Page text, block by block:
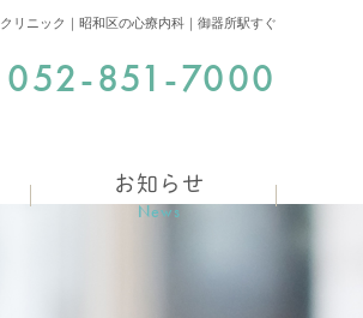
リニック｜昭和区の心療内科｜御器所駅すぐ
052-851-7000
お知らせ
News